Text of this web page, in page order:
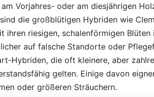
Vorjahres- oder am diesjährigen
die großblütigen Hybriden wie
ihren riesigen, schalenförmigen
auf falsche Standorte oder
Hybriden, die oft kleinere, aber
gelten. Einige davon
oder größeren Sträuchern.